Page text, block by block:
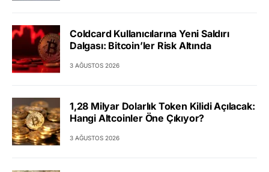
Coldcard Kullanıcılarına Yeni Saldırı
Dalgası: Bitcoin’ler Risk Altında
3 AĞUSTOS 2026
1,28 Milyar Dolarlık Token Kilidi Açılacak:
Hangi Altcoinler Öne Çıkıyor?
3 AĞUSTOS 2026